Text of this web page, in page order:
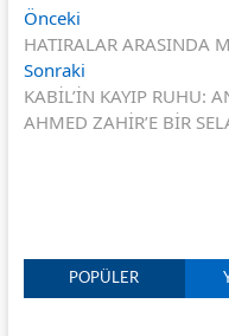
Yazı
gezinmesi
ÖncekiÖnceki
yazı:
HATIRALAR ARASINDA
SonrakiSonraki
yazı:
KABİL’İN KAYIP RUHU:
AHMED ZAHİR’E BİR
POPÜLER